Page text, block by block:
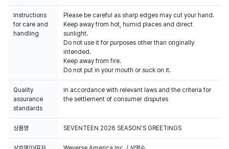
Instructions
for care and
handling
Please be careful as sharp edges may cut your hand.
Keep away from hot, humid places and direct
sunlight.
Do not use it for purposes other than originally
intended.
Keep away from fire.
Do not put in your mouth or suck on it.
Quality
assurance
standards
In accordance with relevant laws and the criteria for
the settlement of consumer disputes
상품명 SEVENTEEN 2026 SEASON'S GREETINGS